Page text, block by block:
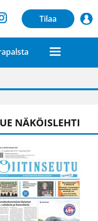
Tilaa
lehdessä
NÄKÖISLEHTI